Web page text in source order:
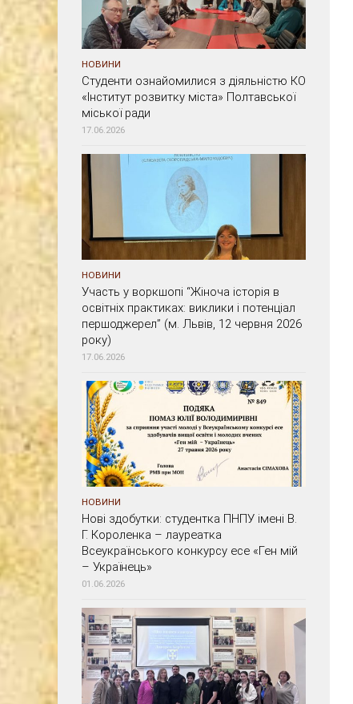
НОВИНИ
Студенти ознайомилися з діяльністю КО
«Інститут розвитку міста» Полтавської
міської ради
17.06.2026
НОВИНИ
Участь у воркшопі “Жіноча історія в
освітніх практиках: виклики і потенціал
першоджерел” (м. Львів, 12 червня 2026
року)
17.06.2026
НОВИНИ
Нові здобутки: студентка ПНПУ імені В.
Г. Короленка – лауреатка
Всеукраїнського конкурсу есе «Ген мій
– Українець»
01.06.2026